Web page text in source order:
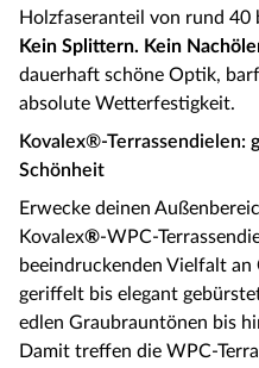
Holzfaseranteil von rund 40
Kein Splittern. Kein
dauerhaft schöne Optik,
absolute Wetterfestigkeit.
Kovalex®-Terrassendielen:
Schönheit
Erwecke deinen
Kovalex®-WPC-
beeindruckenden Vielfalt
geriffelt bis elegant
edlen Graubrauntönen bis
Damit treffen die WPC-